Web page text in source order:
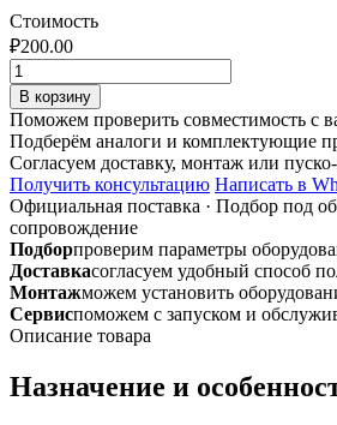
Стоимость
₽200.00
Количество
товара
612
СКПО
соединитель
60х120
с
обратным
клапаном
В корзину
Поможем проверить совместимость с
Подберём аналоги и комплектующие
Согласуем доставку, монтаж или
Получить консультацию Написать в
Официальная поставка · Подбор под
сопровождение
Подборпроверим параметры
Доставкасогласуем удобный способ
Монтажможем установить
Сервиспоможем с запуском и
Описание товара
Назначение и